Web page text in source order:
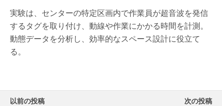
実験は、センターの特定区画内で作業員が超音波を発信
するタグを取り付け、動線や作業にかかる時間を計測。
動態データを分析し、効率的なスペース設計に役立て
る。
以前の投稿 次の投稿